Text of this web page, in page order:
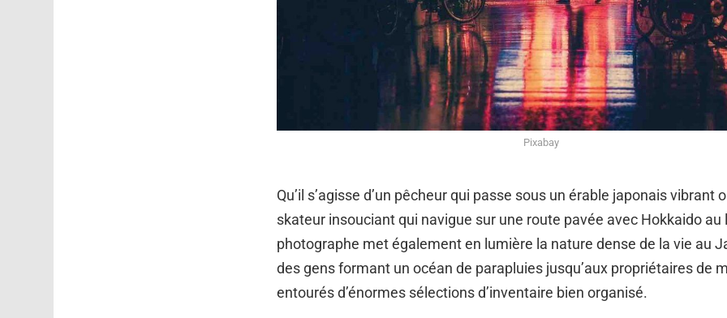
Pixabay
Qu’il s’agisse d’un pêcheur qui passe sous un érable japonais vibrant
skateur insouciant qui navigue sur une route pavée avec Hokkaido au
photographe met également en lumière la nature dense de la vie au
des gens formant un océan de parapluies jusqu’aux propriétaires de
entourés d’énormes sélections d’inventaire bien organisé.